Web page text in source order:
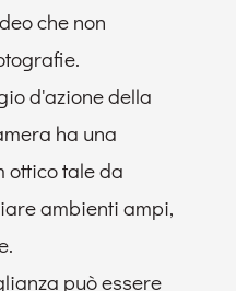
che non
d'azione della
ha una
ottico tale da
ambienti ampi,
può essere